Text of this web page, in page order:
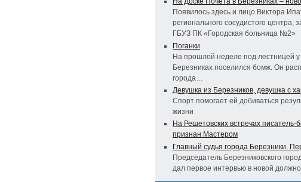
Появилось здесь и лицо Виктора
регионального сосудистого центра,
ГБУЗ ПК «Городская больница №2»
Поганки
На прошлой неделе под лестницей у
Березниках поселился бомж. Он
города…
Девушка из Березников, девушка с
Спорт помогает ей добиваться
жизни
На Решетовских встречах
признан Мастером
Главный судья города Березники.
Председатель Березниковского
дал первое интервью в новой